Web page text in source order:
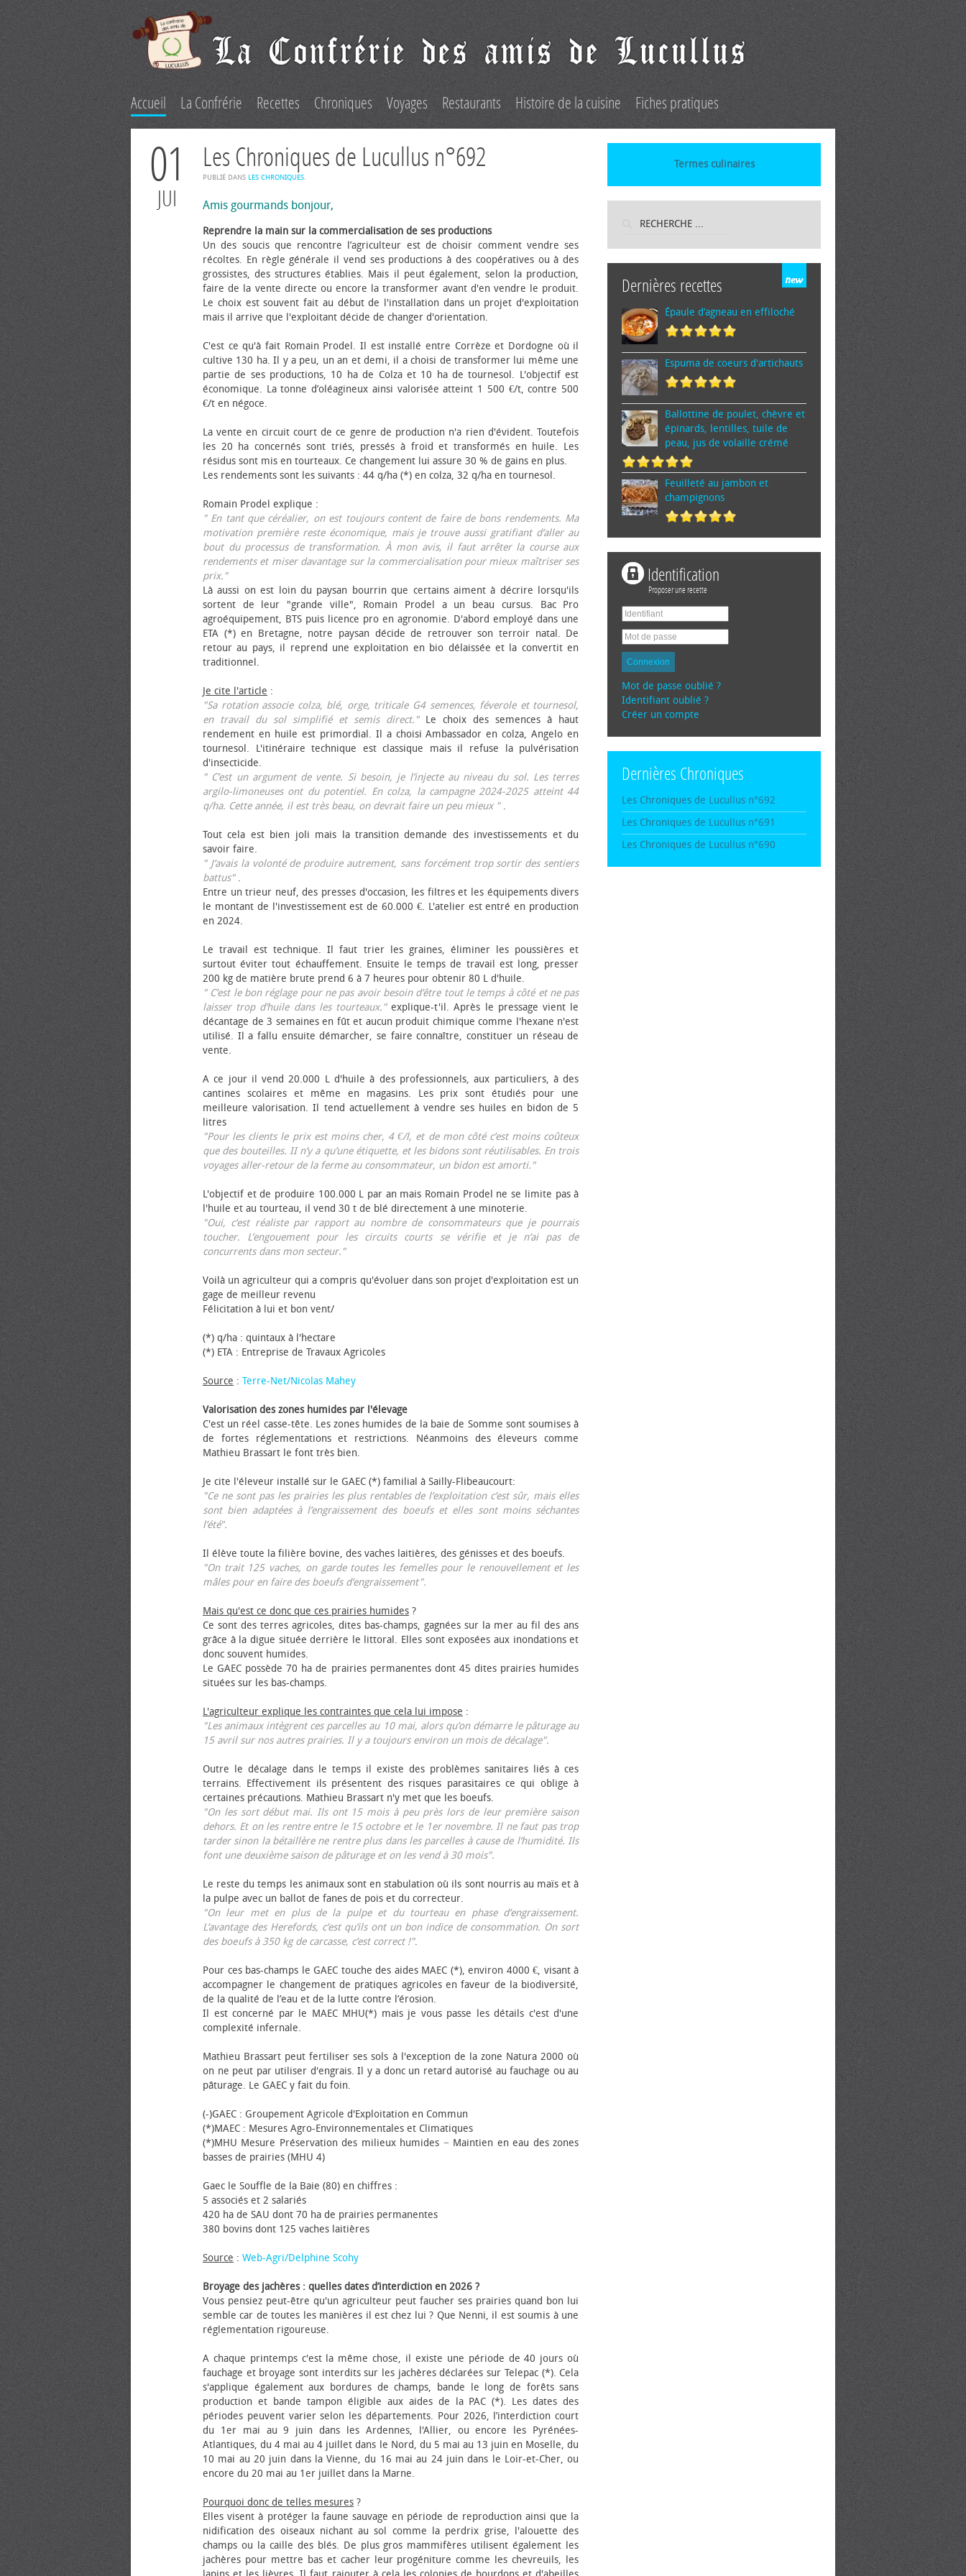
Accueil La Confrérie Recettes Chroniques Voyages Restaurants Histoire de la cuisine Fiches pratiques
01
JUI
Les Chroniques de Lucullus n°692
PUBLIÉ DANS LES CHRONIQUES.
Amis gourmands bonjour,
Reprendre la main sur la commercialisation de ses productions
Un des soucis que rencontre l’agriculteur est de choisir comment vendre ses
récoltes. En règle générale il vend ses productions à des coopératives ou à des
grossistes, des structures établies. Mais il peut également, selon la production,
faire de la vente directe ou encore la transformer avant d'en vendre le produit.
Le choix est souvent fait au début de l'installation dans un projet d'exploitation
mais il arrive que l'exploitant décide de changer d'orientation.
C'est ce qu'à fait Romain Prodel. Il est installé entre Corrèze et Dordogne où il
cultive 130 ha. Il y a peu, un an et demi, il a choisi de transformer lui même une
partie de ses productions, 10 ha de Colza et 10 ha de tournesol. L'objectif est
économique. La tonne d’oléagineux ainsi valorisée atteint 1 500 €/t, contre 500
€/t en négoce.
La vente en circuit court de ce genre de production n'a rien d'évident. Toutefois
les 20 ha concernés sont triés, pressés à froid et transformés en huile. Les
résidus sont mis en tourteaux. Ce changement lui assure 30 % de gains en plus.
Les rendements sont les suivants : 44 q/ha (*) en colza, 32 q/ha en tournesol.
Romain Prodel explique :
" En tant que céréalier, on est toujours content de faire de bons rendements. Ma
motivation première reste économique, mais je trouve aussi gratifiant d’aller au
bout du processus de transformation. À mon avis, il faut arrêter la course aux
rendements et miser davantage sur la commercialisation pour mieux maîtriser ses
prix."
Là aussi on est loin du paysan bourrin que certains aiment à décrire lorsqu'ils
sortent de leur "grande ville", Romain Prodel a un beau cursus. Bac Pro
agroéquipement, BTS puis licence pro en agronomie. D'abord employé dans une
ETA (*) en Bretagne, notre paysan décide de retrouver son terroir natal. De
retour au pays, il reprend une exploitation en bio délaissée et la convertit en
traditionnel.
Je cite l'article :
"Sa rotation associe colza, blé, orge, triticale G4 semences, féverole et tournesol,
en travail du sol simplifié et semis direct."Le choix des semences à haut
rendement en huile est primordial. Il a choisi Ambassador en colza, Angelo en
tournesol. L'itinéraire technique est classique mais il refuse la pulvérisation
d'insecticide.
" C’est un argument de vente. Si besoin, je l’injecte au niveau du sol. Les terres
argilo-limoneuses ont du potentiel. En colza, la campagne 2024-2025 atteint 44
q/ha. Cette année, il est très beau, on devrait faire un peu mieux ".
Tout cela est bien joli mais la transition demande des investissements et du
savoir faire.
" J’avais la volonté de produire autrement, sans forcément trop sortir des sentiers
battus".
Entre un trieur neuf, des presses d'occasion, les filtres et les équipements divers
le montant de l'investissement est de 60.000 €. L'atelier est entré en production
en 2024.
Le travail est technique. Il faut trier les graines, éliminer les poussières et
surtout éviter tout échauffement. Ensuite le temps de travail est long, presser
200 kg de matière brute prend 6 à 7 heures pour obtenir 80 L d'huile.
" C’est le bon réglage pour ne pas avoir besoin d’être tout le temps à côté et ne pas
laisser trop d’huile dans les tourteaux."explique-t'il. Après le pressage vient le
décantage de 3 semaines en fût et aucun produit chimique comme l'hexane n'est
utilisé. Il a fallu ensuite démarcher, se faire connaître, constituer un réseau de
vente.
A ce jour il vend 20.000 L d'huile à des professionnels, aux particuliers, à des
cantines scolaires et même en magasins. Les prix sont étudiés pour une
meilleure valorisation. Il tend actuellement à vendre ses huiles en bidon de 5
litres
"Pour les clients le prix est moins cher, 4 €/l, et de mon côté c’est moins coûteux
que des bouteilles. II n’y a qu’une étiquette, et les bidons sont réutilisables. En trois
voyages aller-retour de la ferme au consommateur, un bidon est amorti."
L'objectif et de produire 100.000 L par an mais Romain Prodel ne se limite pas à
l'huile et au tourteau, il vend 30 t de blé directement à une minoterie.
"Oui, c’est réaliste par rapport au nombre de consommateurs que je pourrais
toucher. L’engouement pour les circuits courts se vérifie et je n’ai pas de
concurrents dans mon secteur."
Voilà un agriculteur qui a compris qu'évoluer dans son projet d'exploitation est un
gage de meilleur revenu
Félicitation à lui et bon vent/
(*) q/ha : quintaux à l'hectare
(*) ETA : Entreprise de Travaux Agricoles
Source : Terre-Net/Nicolas Mahey
Valorisation des zones humides par l'élevage
C'est un réel casse-tête. Les zones humides de la baie de Somme sont soumises à
de fortes réglementations et restrictions. Néanmoins des éleveurs comme
Mathieu Brassart le font très bien.
Je cite l'éleveur installé sur le GAEC (*) familial à Sailly-Flibeaucourt:
"Ce ne sont pas les prairies les plus rentables de l’exploitation c’est sûr, mais elles
sont bien adaptées à l’engraissement des bœufs et elles sont moins séchantes
l’été".
Il élève toute la filière bovine, des vaches laitières, des génisses et des bœufs.
"On trait 125 vaches, on garde toutes les femelles pour le renouvellement et les
mâles pour en faire des bœufs d’engraissement".
Mais qu'est ce donc que ces prairies humides ?
Ce sont des terres agricoles, dites bas-champs, gagnées sur la mer au fil des ans
grâce à la digue située derrière le littoral. Elles sont exposées aux inondations et
donc souvent humides.
Le GAEC possède 70 ha de prairies permanentes dont 45 dites prairies humides
situées sur les bas-champs.
L'agriculteur explique les contraintes que cela lui impose :
"Les animaux intègrent ces parcelles au 10 mai, alors qu’on démarre le pâturage au
15 avril sur nos autres prairies. Il y a toujours environ un mois de décalage".
Outre le décalage dans le temps il existe des problèmes sanitaires liés à ces
terrains. Effectivement ils présentent des risques parasitaires ce qui oblige à
certaines précautions. Mathieu Brassart n'y met que les bœufs.
"On les sort début mai. Ils ont 15 mois à peu près lors de leur première saison
dehors. Et on les rentre entre le 15 octobre et le 1er novembre. Il ne faut pas trop
tarder sinon la bétaillère ne rentre plus dans les parcelles à cause de l’humidité. Ils
font une deuxième saison de pâturage et on les vend à 30 mois".
Le reste du temps les animaux sont en stabulation où ils sont nourris au maïs et à
la pulpe avec un ballot de fanes de pois et du correcteur.
"On leur met en plus de la pulpe et du tourteau en phase d’engraissement.
L’avantage des Herefords, c’est qu’ils ont un bon indice de consommation. On sort
des bœufs à 350 kg de carcasse, c’est correct !".
Pour ces bas-champs le GAEC touche des aides MAEC (*), environ 4000 €, visant à
accompagner le changement de pratiques agricoles en faveur de la biodiversité,
de la qualité de l’eau et de la lutte contre l’érosion.
Il est concerné par le MAEC MHU(*) mais je vous passe les détails c'est d'une
complexité infernale.
Mathieu Brassart peut fertiliser ses sols à l'exception de la zone Natura 2000 où
on ne peut par utiliser d'engrais. Il y a donc un retard autorisé au fauchage ou au
pâturage. Le GAEC y fait du foin.
(-)GAEC : Groupement Agricole d'Exploitation en Commun
(*)MAEC : Mesures Agro-Environnementales et Climatiques
(*)MHU Mesure Préservation des milieux humides − Maintien en eau des zones
basses de prairies (MHU 4)
Gaec le Souffle de la Baie (80) en chiffres :
5 associés et 2 salariés
420 ha de SAU dont 70 ha de prairies permanentes
380 bovins dont 125 vaches laitières
Source : Web-Agri/Delphine Scohy
Broyage des jachères : quelles dates d’interdiction en 2026 ?
Vous pensiez peut-être qu'un agriculteur peut faucher ses prairies quand bon lui
semble car de toutes les manières il est chez lui ? Que Nenni, il est soumis à une
réglementation rigoureuse.
A chaque printemps c'est la même chose, il existe une période de 40 jours où
fauchage et broyage sont interdits sur les jachères déclarées sur Telepac (*). Cela
s'applique également aux bordures de champs, bande le long de forêts sans
production et bande tampon éligible aux aides de la PAC (*). Les dates des
périodes peuvent varier selon les départements. Pour 2026, l’interdiction court
du 1er mai au 9 juin dans les Ardennes, l'Allier, ou encore les Pyrénées-
Atlantiques, du 4 mai au 4 juillet dans le Nord, du 5 mai au 13 juin en Moselle, du
10 mai au 20 juin dans la Vienne, du 16 mai au 24 juin dans le Loir-et-Cher, ou
encore du 20 mai au 1er juillet dans la Marne.
Pourquoi donc de telles mesures ?
Elles visent à protéger la faune sauvage en période de reproduction ainsi que la
nidification des oiseaux nichant au sol comme la perdrix grise, l'alouette des
champs ou la caille des blés. De plus gros mammifères utilisent également les
jachères pour mettre bas et cacher leur progéniture comme les chevreuils, les
Termes culinaires
Dernières recettes
Épaule d’agneau en effiloché
Espuma de cœurs d'artichauts
Ballottine de poulet, chèvre et
épinards, lentilles, tuile de
peau, jus de volaille crémé
Feuilleté au jambon et
champignons
Identification
Proposer une recette
Connexion
Mot de passe oublié ?
Identifiant oublié ?
Créer un compte
Dernières Chroniques
Les Chroniques de Lucullus n°692
Les Chroniques de Lucullus n°691
Les Chroniques de Lucullus n°690